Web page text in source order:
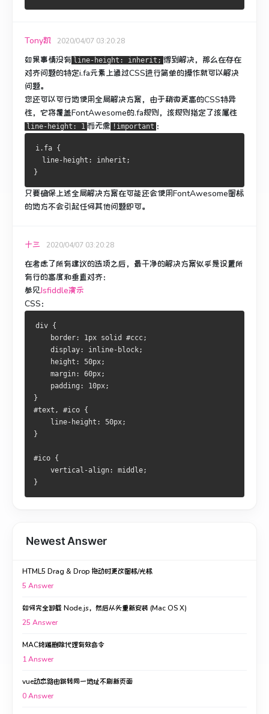
Tony凯 2020/04/07 03:20:28
如果事情没有 line-height: inherit; 得到解决，那么在存在
对齐问题的特定i.fa元素上通过CSS进行简单的操作就可以解决
问题。
您还可以可行地使用全局解决方案，由于稍微更高的CSS特异
性，它将覆盖FontAwesome的.fa规则，该规则指定了该属性
line-height: 1 而无需 !important ：
i.fa {
  line-height: inherit;
}
只要确保上述全局解决方案在可能还会使用FontAwesome图标
的地方不会引起任何其他问题即可。
十三 2020/04/07 03:20:28
在考虑了所有建议的选项之后，最干净的解决方案似乎是设置所
有行的高度和垂直对齐：
参见Jsfiddle演示
CSS：
div {
    border: 1px solid #ccc;
    display: inline-block;
    height: 50px;
    margin: 60px;
    padding: 10px;
}
#text, #ico {
    line-height: 50px;
}
#ico {
    vertical-align: middle;
}
Newest Answer
HTML5 Drag & Drop 拖动时更改图标/光标
5 Answer
如何完全卸载 Node.js，然后从头重新安装 (Mac OS X)
25 Answer
MAC终端删除代理有效命令
1Answer
vue动态路由跳转同一地址不刷新页面
0Answer